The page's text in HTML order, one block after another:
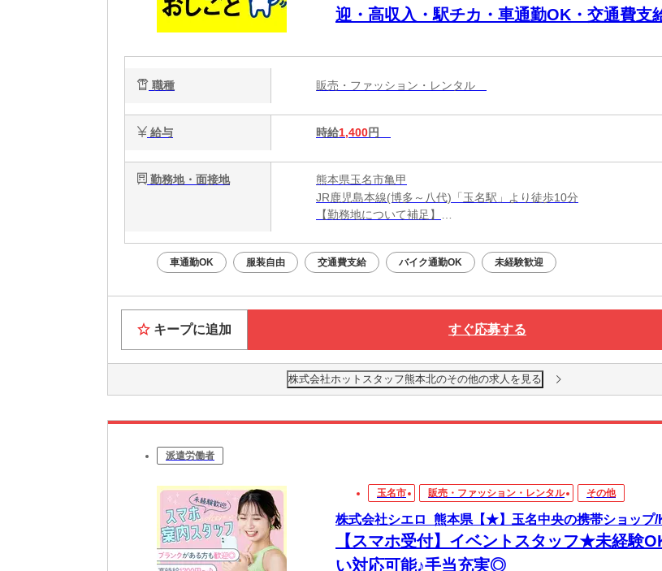
迎・高収入・駅チカ・車通勤OK・交通費支
職種 販売・ファッション・レンタル
給与 時給1,400円
勤務地・面接地
熊本県玉名市亀甲
JR鹿児島本線(博多～八代)「玉名駅」より徒歩10分
【勤務地について補足】
●交通費も規定
車通勤OK 服装自由 交通費支給 バイク通勤OK 未経験歓迎
キープに追加 すぐ応募する
株式会社ホットスタッフ熊本北のその他の求人を見る
派遣労働者
玉名市 販売・ファッション・レンタル その他
株式会社シエロ_熊本県【★】玉名中央の携帯ショップ
【スマホ受付】イベントスタッフ★未経験
い対応可能♪手当充実◎